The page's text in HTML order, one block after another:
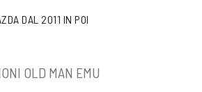
DAL 2011 IN POI
OLD MAN EMU